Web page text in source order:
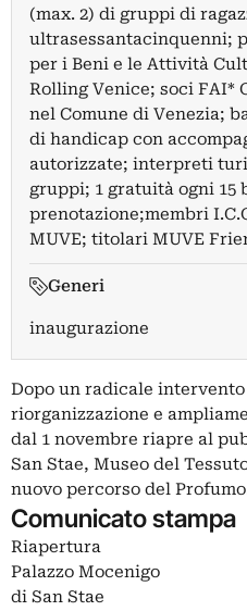
(max. 2) di gruppi di
ultrasessantacinquenni;
per i Beni e le Attività
Rolling Venice; soci FAI*
nel Comune di Venezia;
di handicap con
autorizzate; interpreti
gruppi; 1 gratuità ogni
prenotazione;membri
MUVE; titolari MUVE
Generi
inaugurazione
Dopo un radicale
riorganizzazione e
dal 1 novembre riapre al
San Stae, Museo del
nuovo percorso del
Comunicato stampa
Riapertura
Palazzo Mocenigo
di San Stae